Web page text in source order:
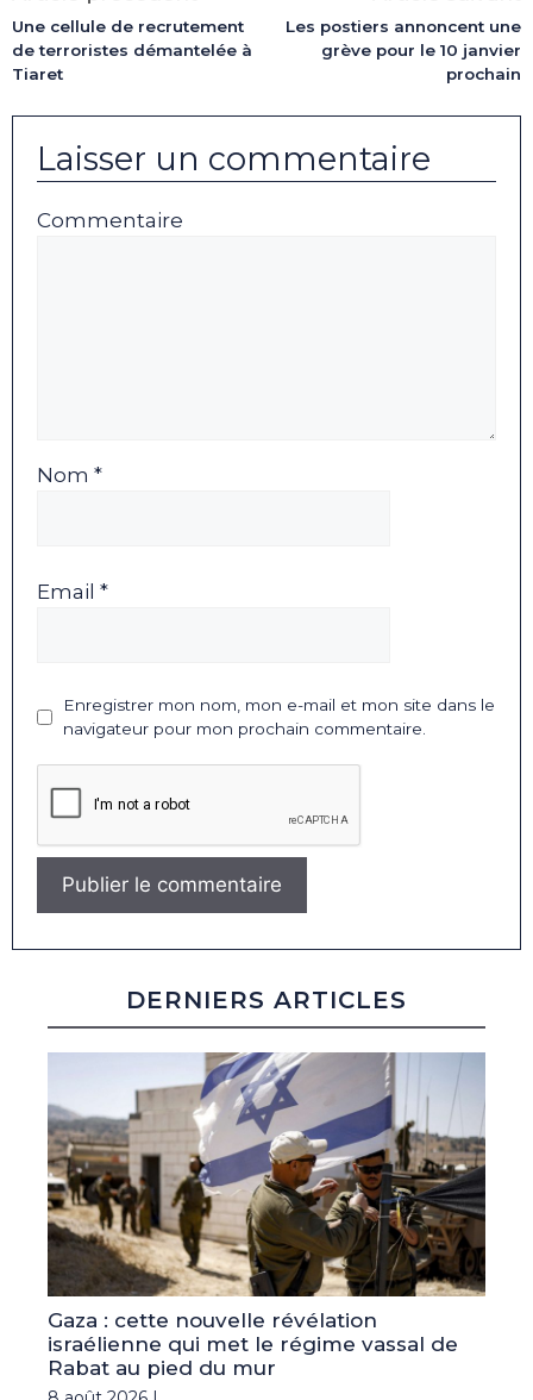
Une cellule de recrutement
de terroristes démantelée à
Tiaret
Les postiers annoncent une
grève pour le 10 janvier
prochain
Laisser un commentaire
Commentaire
Nom *
Email *
Enregistrer mon nom, mon e-mail et mon site dans le
navigateur pour mon prochain commentaire.
DERNIERS ARTICLES
Gaza : cette nouvelle révélation
israélienne qui met le régime vassal de
Rabat au pied du mur